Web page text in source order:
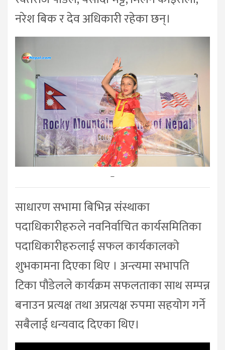
नरेश बिक र देव अधिकारी रहेका छन्।
–
साधारण सभामा बिभिन्न संस्थाका
पदाधिकारीहरुले नवनिर्वाचित कार्यसमितिका
पदाधिकारीहरुलाई सफल कार्यकालको
शुभकामना दिएका थिए । अन्त्यमा सभापति
टिका पौडेलले कार्यक्रम सफलताका साथ सम्पन्न
बनाउन प्रत्यक्ष तथा अप्रत्यक्ष रुपमा सहयोग गर्ने
सबैलाई धन्यवाद दिएका थिए।